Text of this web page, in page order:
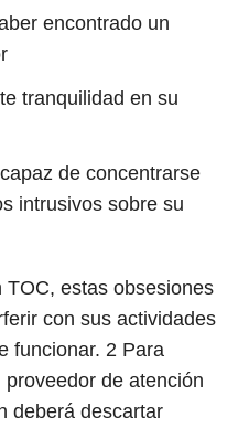
encontrado un
tranquilidad en su
de concentrarse
intrusivos sobre su
estas obsesiones
con sus actividades
funcionar. 2 Para
de atención
deberá descartar